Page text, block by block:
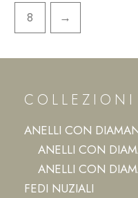
8 →
COLLEZIONI
ANELLI CON
ANELLI CON
ANELLI CON
FEDI NUZIALI